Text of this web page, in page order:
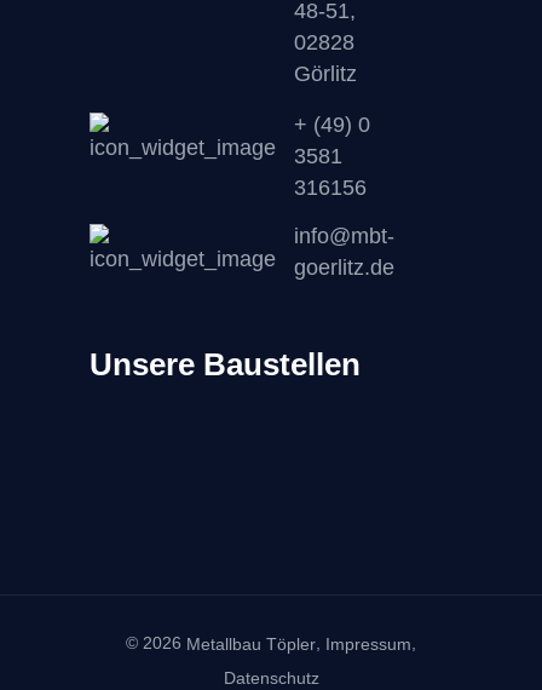
48-51,
02828
Görlitz
+ (49) 0
3581
316156
info@mbt-
goerlitz.de
Unsere Baustellen
© 2026 Metallbau Töpler, Impressum,
Datenschutz